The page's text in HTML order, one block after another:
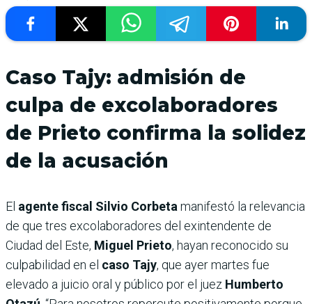
Caso Tajy: admisión de
culpa de excolaboradores
de Prieto confirma la solidez
de la acusación
El agente fiscal Silvio Corbeta manifestó la relevancia
de que tres excolaboradores del exintendente de
Ciudad del Este, Miguel Prieto, hayan reconocido su
culpabilidad en el caso Tajy, que ayer martes fue
elevado a juicio oral y público por el juez Humberto